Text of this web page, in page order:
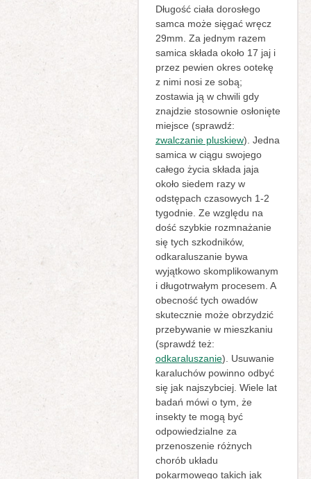
Długość ciała dorosłego
samca może sięgać wręcz
29mm. Za jednym razem
samica składa około 17 jaj i
przez pewien okres ootekę
z nimi nosi ze sobą;
zostawia ją w chwili gdy
znajdzie stosownie osłonięte
miejsce (sprawdź:
zwalczanie pluskiew). Jedna
samica w ciągu swojego
całego życia składa jaja
około siedem razy w
odstępach czasowych 1-2
tygodnie. Ze względu na
dość szybkie rozmnażanie
się tych szkodników,
odkaraluszanie bywa
wyjątkowo skomplikowanym
i długotrwałym procesem. A
obecność tych owadów
skutecznie może obrzydzić
przebywanie w mieszkaniu
(sprawdź też:
odkaraluszanie). Usuwanie
karaluchów powinno odbyć
się jak najszybciej. Wiele lat
badań mówi o tym, że
insekty te mogą być
odpowiedzialne za
przenoszenie różnych
chorób układu
pokarmowego takich jak